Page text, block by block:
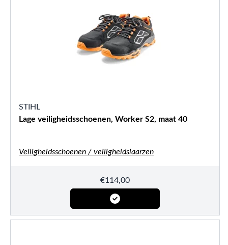
STIHL
Lage veiligheidsschoenen, Worker S2, maat 40
Veiligheidsschoenen / veiligheidslaarzen
€114,00